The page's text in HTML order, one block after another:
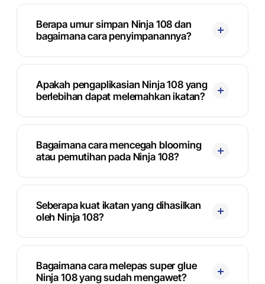
Berapa umur simpan Ninja 108 dan
bagaimana cara penyimpanannya?
Apakah pengaplikasian Ninja 108 yang
berlebihan dapat melemahkan ikatan?
Bagaimana cara mencegah blooming
atau pemutihan pada Ninja 108?
Seberapa kuat ikatan yang dihasilkan
oleh Ninja 108?
Bagaimana cara melepas super glue
Ninja 108 yang sudah mengawet?